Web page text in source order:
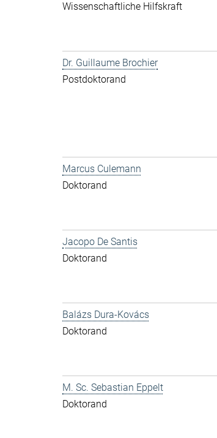
Wissenschaftliche Hilfskraft
Dr. Guillaume Brochier
Postdoktorand
Marcus Culemann
Doktorand
Jacopo De Santis
Doktorand
Balázs Dura-Kovács
Doktorand
M. Sc. Sebastian Eppelt
Doktorand